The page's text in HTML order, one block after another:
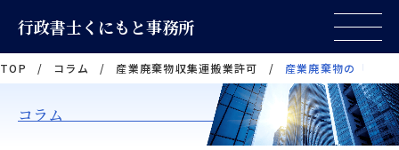
行政書士くにもと事務所
TOP / コラム / 産業廃棄物収集運搬業許可 / 産業廃棄物の「繊維
コラム